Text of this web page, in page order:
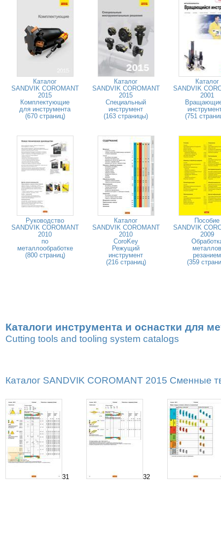
Каталог
SANDVIK COROMANT
2015
Комплектующие
для инструмента
(670 страниц)
Каталог
SANDVIK COROMANT
2015
Специальный
инструмент
(163 страницы)
Каталог
SANDVIK
2001
(751
Руководство
SANDVIK COROMANT
2010
по
металлообработке
(800 страниц)
Каталог
SANDVIK COROMANT
2010
CoroKey
Режущий
инструмент
(216 страниц)
Пособие
SANDVIK
2009
металлов
резанием
(359
Каталоги инструмента и оснастки для
Cutting tools and tooling system catalogs
Каталог SANDVIK COROMANT 2015 Сменные
31 32